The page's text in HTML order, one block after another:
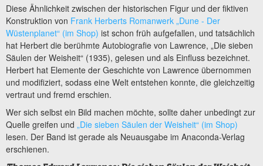
Diese Ähnlichkeit zwischen der historischen Figur und der fiktiven
Konstruktion von Frank Herberts Romanwerk „Dune - Der
Wüstenplanet“ (im Shop) ist schon früh aufgefallen, und tatsächlich
hat Herbert die berühmte Autobiografie von Lawrence, „Die sieben
Säulen der Weisheit“ (1935), gelesen und als Einfluss bezeichnet.
Herbert hat Elemente der Geschichte von Lawrence übernommen
und modifiziert, sodass eine Welt entstehen konnte, die gleichzeitig
vertraut und fremd erschien.
Wer sich selbst ein Bild machen möchte, sollte daher unbedingt zur
Quelle greifen und „Die sieben Säulen der Weisheit“ (im Shop)
lesen. Der Band ist gerade als Neuausgabe im Anaconda-Verlag
erschienen.